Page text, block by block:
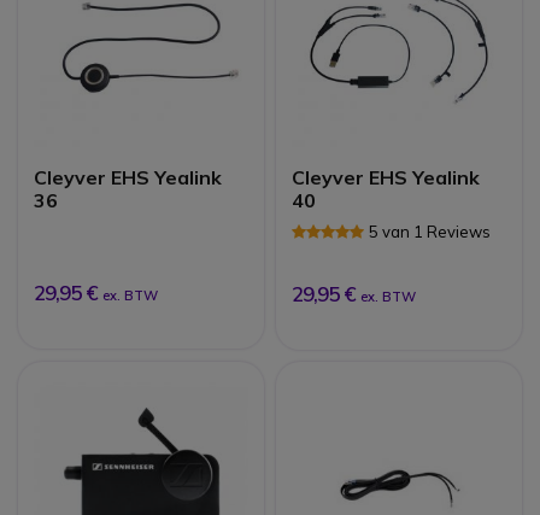
Cleyver EHS Yealink
36
29,95 € ex. BTW
Cleyver EHS Yealink
40
5 van 1 Reviews
29,95 € ex. BTW